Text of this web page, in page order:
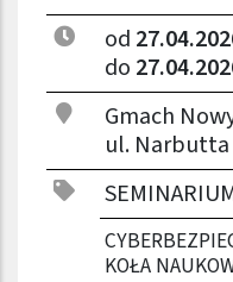
od
do
Gmach
ul. Narbutta
KOŁA